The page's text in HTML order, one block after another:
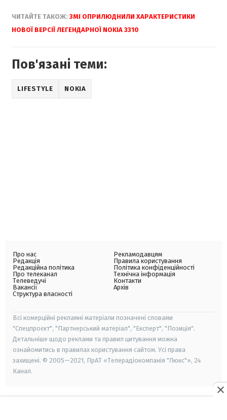
ЧИТАЙТЕ ТАКОЖ:ЗМІ ОПРИЛЮДНИЛИ ХАРАКТЕРИСТИКИ
НОВОЇ ВЕРСІЇ ЛЕГЕНДАРНОЇ NOKIA 3310
Пов'язані теми:
LIFESTYLE NOKIA
Про нас
Редакція
Редакційна політика
Про телеканал
Телеведучі
Вакансії
Структура власності
Рекламодавцям
Правила користування
Політика конфіденційності
Технічна інформація
Контакти
Архів
Всі комерційні рекламні матеріали позначені словами
"Спецпроєкт", "Партнерський матеріал", "Експерт", "Позиція".
Детальніше щодо реклами та правил цитування можна
ознайомитись в правилах користування сайтом. Усі права
захищені. © 2005—2021, ПрАТ «Телерадіокомпанія "Люкс"», 24
Канал.